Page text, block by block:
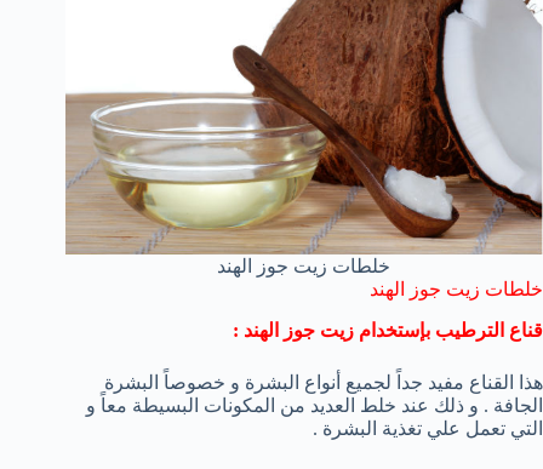
خلطات زيت جوز الهند
خلطات زيت جوز الهند
قناع الترطيب بإستخدام زيت جوز الهند :
هذا القناع مفيد جداً لجميع أنواع البشرة و خصوصاً البشرة
الجافة . و ذلك عند خلط العديد من المكونات البسيطة معاً و
التي تعمل علي تغذية البشرة .